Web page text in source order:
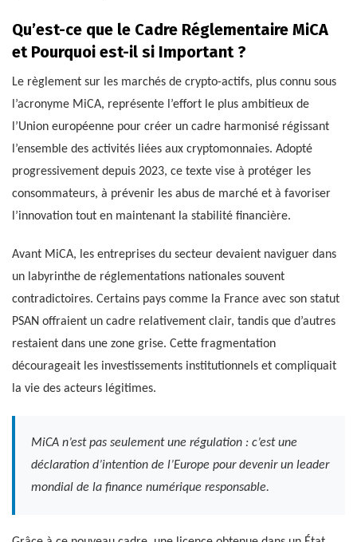
Qu’est-ce que le Cadre Réglementaire MiCA
et Pourquoi est-il si Important ?
Le règlement sur les marchés de crypto-actifs, plus connu sous
l’acronyme MiCA, représente l’effort le plus ambitieux de
l’Union européenne pour créer un cadre harmonisé régissant
l’ensemble des activités liées aux cryptomonnaies. Adopté
progressivement depuis 2023, ce texte vise à protéger les
consommateurs, à prévenir les abus de marché et à favoriser
l’innovation tout en maintenant la stabilité financière.
Avant MiCA, les entreprises du secteur devaient naviguer dans
un labyrinthe de réglementations nationales souvent
contradictoires. Certains pays comme la France avec son statut
PSAN offraient un cadre relativement clair, tandis que d’autres
restaient dans une zone grise. Cette fragmentation
décourageait les investissements institutionnels et compliquait
la vie des acteurs légitimes.
MiCA n’est pas seulement une régulation : c’est une
déclaration d’intention de l’Europe pour devenir un leader
mondial de la finance numérique responsable.